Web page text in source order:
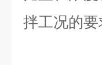
拌工况的要